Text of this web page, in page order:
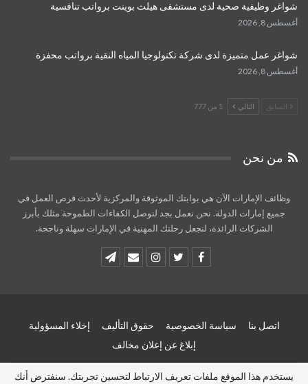
شواغر وظيفية صحية لدى مستشفى هيلث بوينت برواتب تنافسية
أغسطس 8, 2026
شواغر عمل متميزة لدى شركة تكنولوجيا المياه النقية برواتب محفزة
أغسطس 8, 2026
السابق التالي 1 من 777
من نحن
وظائف الإمارات الآن هي بوابتك الموثوقة والمركزية لأحدث فرص العمل في
جميع إمارات الدولة. نحن نعمل بجد لنوصل الكفاءات الطموحة مثلك بأبرز
الشركات الرائدة، لنجعل رحلتك المهنية في الإمارات سهلة وناجحة.
اتصل بنا سياسة الخصوصية حقوق التأليف
إخلاء المسؤولية
إبلاغ عن إعلان مخالف
يستخدم هذا الموقع ملفات تعريف الارتباط لتحسين تجربتك. سنفترض أنك